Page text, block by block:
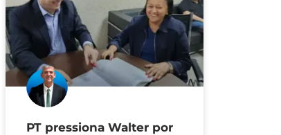
PT pressiona Walter por